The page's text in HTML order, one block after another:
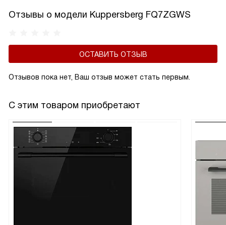
Отзывы о модели Kuppersberg FQ7ZGWS
ОСТАВИТЬ ОТЗЫВ
Отзывов пока нет, Ваш отзыв может стать первым.
С этим товаром приобретают